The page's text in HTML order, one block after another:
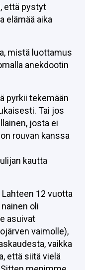
että pystyt
elämää aika
mistä luottamus
anekdootin
pyrkii tekemään
Tai jos
josta ei
rouvan kanssa
kautta
12 vuotta
oli
asuivat
vaimolle),
vaikka
että siitä vielä